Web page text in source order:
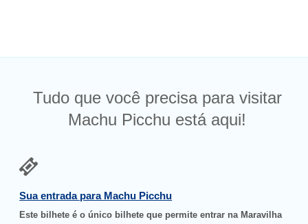
Tudo que você precisa para visitar
Machu Picchu está aqui!
Sua entrada para Machu Picchu
Este bilhete é o único bilhete que permite entrar na Maravilha